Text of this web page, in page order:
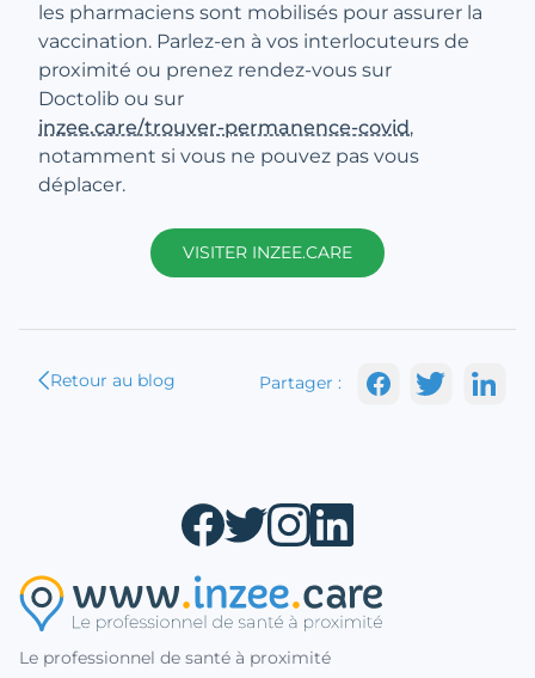
les pharmaciens sont mobilisés pour assurer la
vaccination. Parlez-en à vos interlocuteurs de
proximité ou prenez rendez-vous sur
Doctolib ou sur
inzee.care/trouver-permanence-covid,
notamment si vous ne pouvez pas vous
déplacer.
VISITER INZEE.CARE
Retour au blog Partager :
Le professionnel de santé à proximité